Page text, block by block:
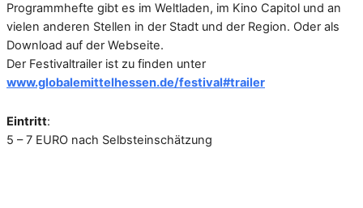
Programmhefte gibt es im Weltladen, im Kino Capitol und an
vielen anderen Stellen in der Stadt und der Region. Oder als
Download auf der Webseite.
Der Festivaltrailer ist zu finden unter
www.globalemittelhessen.de/festival#trailer
Eintritt:
5 – 7 EURO nach Selbsteinschätzung